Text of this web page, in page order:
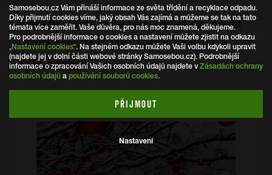
Extra tip:Místo umělého sněhu se dají použít
i různé barevné třpytky, sněžítko pak bude
ještě veselejší.
Samosebou.cz Vám přináší informace ze světa třídění a recyklace odpadu.
Díky přijmutí cookies víme, jaký obsah Vás zajímá a můžeme se tak na tato
témata více zaměřit. Vaše důvěra, pro nás moc znamená, děkujeme.
Pro podrobnější informace o cookies a nastavení můžete zjistit na odkazu
„Nastavení cookies“. Na stejném odkazu můžete Vaši volbu kdykoli upravit
(najdete jej v dolní části webové stránky Samosebou.cz). Podrobnější
informace o zpracování Vašich osobních údajů najdete v Zásadách ochrany
osobních údajů a používání souborů cookies.
PŘIJMOUT
Nastavení